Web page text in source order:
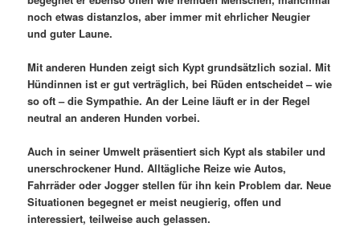
noch etwas distanzlos, aber immer mit ehrlicher Neugier
und guter Laune.
Mit anderen Hunden zeigt sich Kypt grundsätzlich sozial. Mit
Hündinnen ist er gut verträglich, bei Rüden entscheidet – wie
so oft – die Sympathie. An der Leine läuft er in der Regel
neutral an anderen Hunden vorbei.
Auch in seiner Umwelt präsentiert sich Kypt als stabiler und
unerschrockener Hund. Alltägliche Reize wie Autos,
Fahrräder oder Jogger stellen für ihn kein Problem dar. Neue
Situationen begegnet er meist neugierig, offen und
interessiert, teilweise auch gelassen.